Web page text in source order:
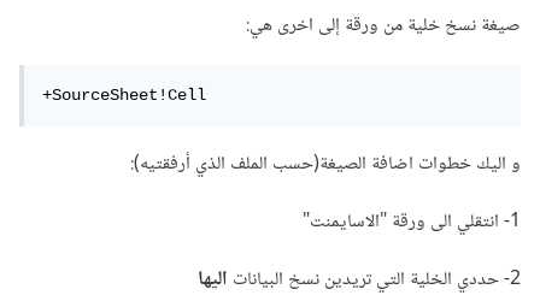
صيغة نسخ خلية من ورقة إلى اخرى هي:
+SourceSheet!Cell
و اليك خطوات اضافة الصيغة(حسب الملف الذي أرفقتيه):
1- انتقلي الى ورقة "الاسايمنت"
2- حددي الخلية التي تريدين نسخ البيانات
اليها